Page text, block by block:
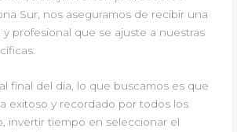
Sur, nos aseguramos de recibir una
profesional que se ajuste a nuestras
final del día, lo que buscamos es que
exitoso y recordado por todos los
invertir tiempo en seleccionar el